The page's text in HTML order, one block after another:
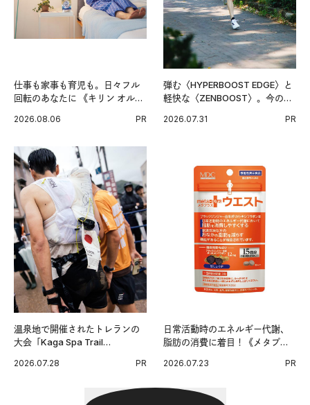
仕事も家事も育児も。日々フル
回転のあなたに 《キリン オルニ
2026.08.06 PR
弾む〈HYPERBOOST EDGE〉と
軽快な〈ZENBOOST〉。今の時
出した新機軸。
2026.07.31 PR
温泉地で開催されたトレランの
大会「Kaga Spa Trail
戦を夢見るランナーたちの奮闘
2026.07.28 PR
日常活動時のエネルギー代謝、
脂肪の消費に着目！《メタプラ
習慣。
2026.07.23 PR